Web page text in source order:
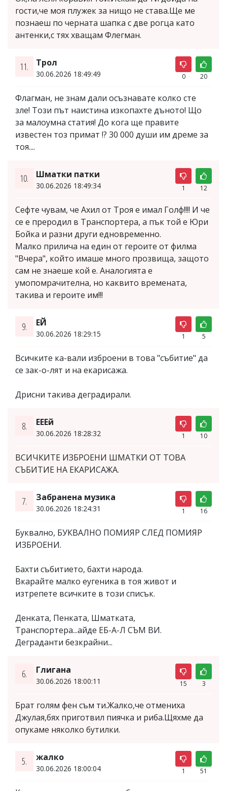
гости,че моя плужек за нищо не става.Ще ме
познаеш по черната шапка с две рогца като
антенки,с тях хващам Флегман.
11. Трол
30.06.2026 18:49:49 0 20
Флагман, не знам дали осъзнавате колко сте
зле! Този път наистина изкопахте дъното! Що
за малоумна статия! До кога ще правите
известен тоз примат !? 30 000 души им дреме за
тоя....
10. Шматки патки
30.06.2026 18:49:34 1 12
Сефте чувам, че Ахил от Троя е имал Голф!!!! И че
се е преродил в Транспортера, а пък той е Юри
Бойка и разни други едновременно.
Малко прилича на един от героите от филма
"Вчера", който имаше много прозвища, защото
сам не знаеше кой е. Аналогията е
умопомрачителна, но каквито времената,
такива и героите им!!!
9. ЕЙ
30.06.2026 18:29:15 1 5
Всичките ка-вали изброени в това "събитие" да
се зак-о-лят и на екарисажа.
Дрисни такива деградирали.
8. ЕЕЕй
30.06.2026 18:28:32 1 10
ВСИЧКИТЕ ИЗБРОЕНИ ШМАТКИ ОТ ТОВА
СЪБИТИЕ НА ЕКАРИСАЖА.
7. Забранена музика
30.06.2026 18:24:31 1 16
Буквално, БУКВАЛНО ПОМИЯР СЛЕД ПОМИЯР
ИЗБРОЕНИ.
Бахти събитието, бахти народа.
Вкарайте малко еугеника в тоя живот и
изтрепете всичките в този списък.
Денката, Пенката, Шматката,
Транспортера...айде ЕБ-А-Л СЪМ ВИ.
Деграданти безкрайни...
6. Глигана
30.06.2026 18:00:11 15 3
Брат голям фен съм ти.Жалко,че отмениха
Джулая,бях приготвил пиячка и риба.Щяхме да
опукаме няколко бутилки.
5. жалко
30.06.2026 18:00:04 1 51